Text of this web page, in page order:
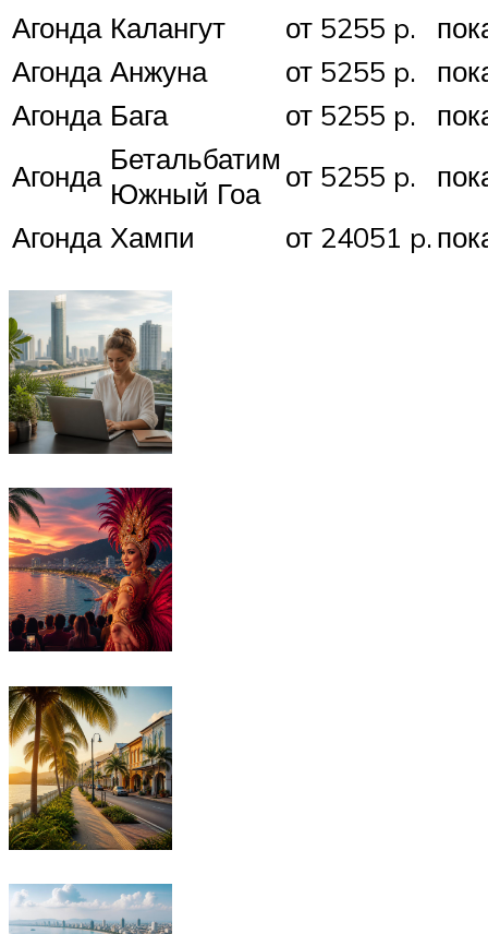
Агонда Калангут от 5255 p.
Агонда Анжуна от 5255 p.
Агонда Бага от 5255 p.
Агонда Бетальбатим
Южный Гоа
от 5255 p.
Агонда Хампи от 24051 p.